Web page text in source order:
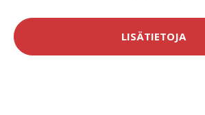
LISÄTIETOJA